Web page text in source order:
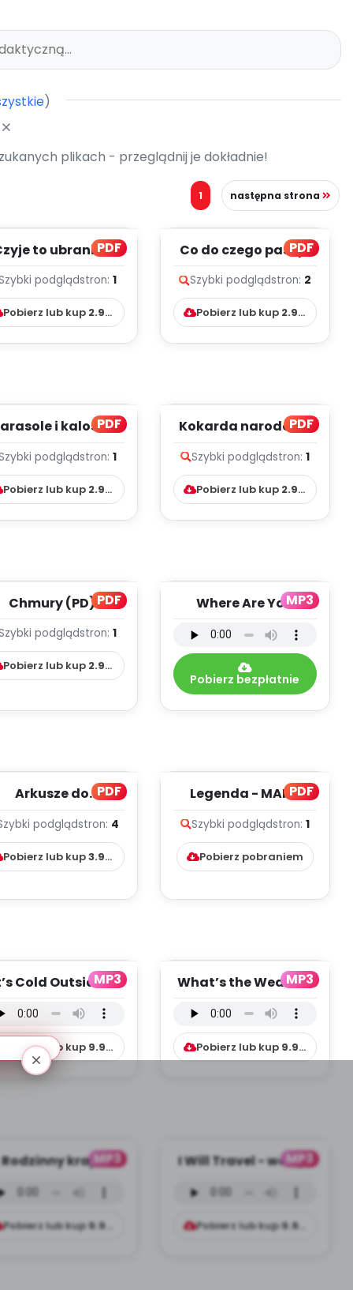
)
plikach - przeglądnij je dokładnie!
1 następna strona
PDF
to ubrania?
podglądstron:1
Pobierz lub kup 2.99
PDF
Co do czego pasuje
Szybki podglądstron: 2
Pobierz lub kup 2.99 zł
PDF
i kalosze
podglądstron:1
Pobierz lub kup 2.99
PDF
Kokarda narodowa
Szybki podglądstron: 1
Pobierz lub kup 2.99 zł
PDF
Chmury (PD)
podglądstron:1
Pobierz lub kup 2.99
MP3
Where Are You
instrumentalna (PD,
mp3) ...
Pobierz bezpłatnie
PDF
Arkusze do
podstawy
programowe...
podglądstron: 4
Pobierz lub kup3.99
PDF
Legenda - MAPA
Szybki podglądstron: 1
Pobierz pobraniem
MP3
Cold Outside -
(PD,
mp3)
Pobierz lub kup 9.99 zł
MP3
What’s the Weather
instrumentalna ...
Pobierz lub kup 9.99 zł
MP3
Rodzinny kraj -
(PD,
Pobierz lub kup9.99
MP3
I Will Travel - wersja
mp3)
Pobierz lub kup9.99